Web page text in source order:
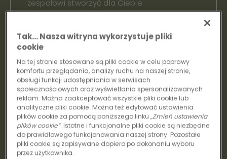
zespołowi stworzyć dla Ciebie
moodboardów po plany podłóg.
Zapowiedzi
trendów
Bądź na bieżąco dzięki naszym artykułom na
temat trendów kolorystycznych, ekspozycji,
zrównoważonego rozwoju, dobrego
Tak… Nasza witryna wykorzystuje pliki
cookie
Na tej stronie stosowane są pliki cookie w celu poprawy
komfortu przeglądania, analizy ruchu na naszej stronie,
obsługi funkcji udostępniania w serwisach
społecznościowych oraz wyświetlania spersonalizowanych
reklam. Można zaakceptować wszystkie pliki cookie lub
analityczne pliki cookie. Można też edytować ustawienia
plików cookie za pomocą poniższego linku„Zmień ustawienia
plików cookie”. Istotne i funkcjonalne pliki cookie są niezbędne
do prawidłowego funkcjonowania naszej strony. Pozostałe
pliki cookie są zapisywane dopiero po dokonaniu wyboru
przez użytkownika.